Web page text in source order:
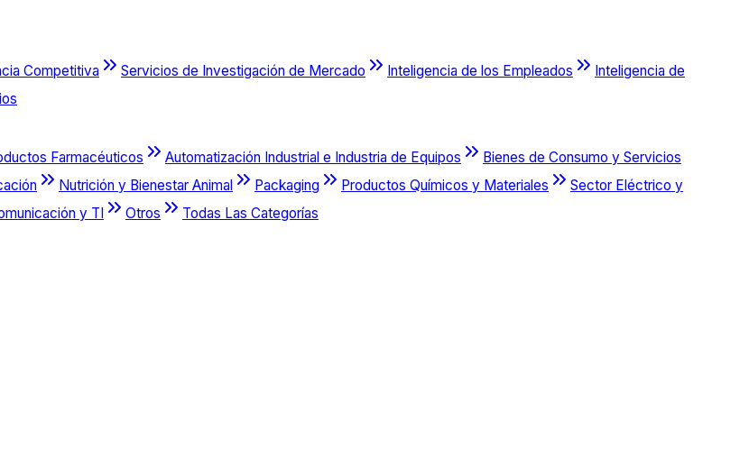
Competitiva Servicios de Investigación de Mercado Inteligencia de los Empleados
Inteligencia de
Farmacéuticos Automatización Industrial e Industria de Equipos
Bienes de Consumo y Servicios
Nutrición y Bienestar Animal Packaging Productos Químicos y Materiales
Sector Eléctrico y
y TI Otros
Todas Las Categorías